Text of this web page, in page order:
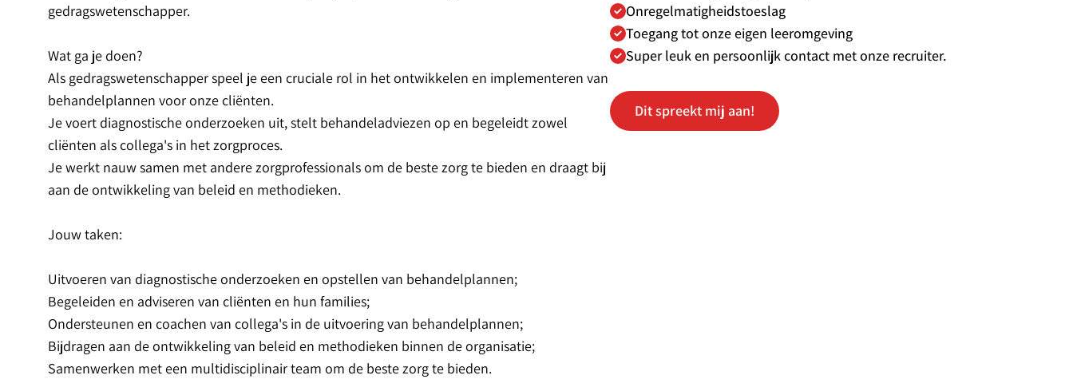
gedragswetenschapper.
Wat ga je doen?
Als gedragswetenschapper speel je een cruciale rol in het ontwikkelen en implementeren van
behandelplannen voor onze cliënten.
Je voert diagnostische onderzoeken uit, stelt behandeladviezen op en begeleidt zowel
cliënten als collega's in het zorgproces.
Je werkt nauw samen met andere zorgprofessionals om de beste zorg te bieden en draagt bij
aan de ontwikkeling van beleid en methodieken.
Jouw taken:
Uitvoeren van diagnostische onderzoeken en opstellen van behandelplannen;
Begeleiden en adviseren van cliënten en hun families;
Ondersteunen en coachen van collega's in de uitvoering van behandelplannen;
Bijdragen aan de ontwikkeling van beleid en methodieken binnen de organisatie;
Samenwerken met een multidisciplinair team om de beste zorg te bieden.
Onregelmatigheidstoeslag
Toegang tot onze eigen leeromgeving
Super leuk en persoonlijk contact met onze recruiter.
Dit spreekt mij aan!